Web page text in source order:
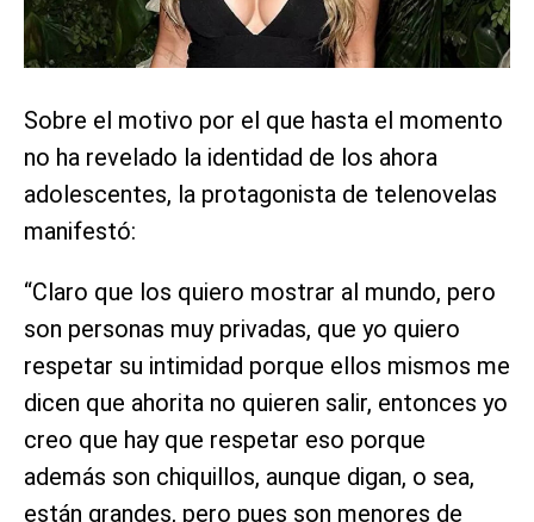
Sobre el motivo por el que hasta el momento
no ha revelado la identidad de los ahora
adolescentes, la protagonista de telenovelas
manifestó:
“Claro que los quiero mostrar al mundo, pero
son personas muy privadas, que yo quiero
respetar su intimidad porque ellos mismos me
dicen que ahorita no quieren salir, entonces yo
creo que hay que respetar eso porque
además son chiquillos, aunque digan, o sea,
están grandes, pero pues son menores de